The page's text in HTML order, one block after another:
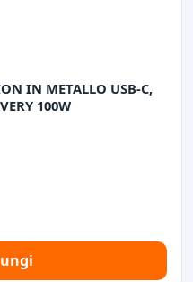
IN METALLO USB-C,
100W